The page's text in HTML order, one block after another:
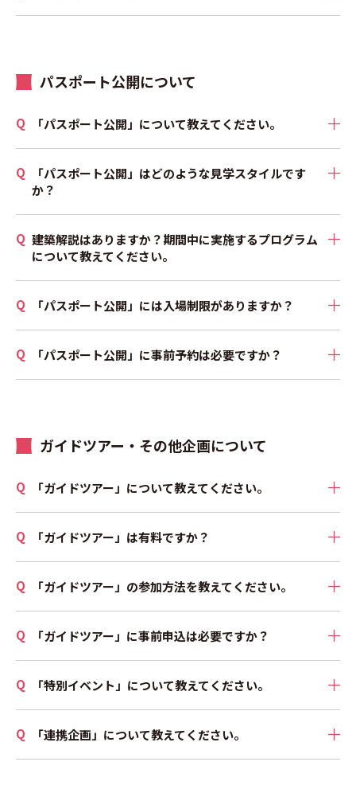
パスポート公開について
「パスポート公開」について教えてください。
「パスポート公開」はどのような見学スタイルです
か？
建築解説はありますか？期間中に実施するプログラム
について教えてください。
「パスポート公開」には入場制限がありますか？
「パスポート公開」に事前予約は必要ですか？
ガイドツアー・その他企画について
「ガイドツアー」について教えてください。
「ガイドツアー」は有料ですか？
「ガイドツアー」の参加方法を教えてください。
「ガイドツアー」に事前申込は必要ですか？
「特別イベント」について教えてください。
「連携企画」について教えてください。